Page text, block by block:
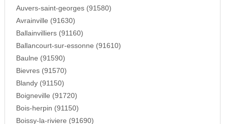
Auvers-saint-georges (91580)
Avrainville (91630)
Ballainvilliers (91160)
Ballancourt-sur-essonne (91610)
Baulne (91590)
Bievres (91570)
Blandy (91150)
Boigneville (91720)
Bois-herpin (91150)
Boissy-la-riviere (91690)